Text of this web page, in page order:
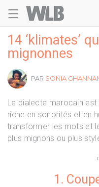
☰
14 ‘klimates’
mignonnes
PAR SONIA
Le dialecte marocain est
riche en sonorités et en
transformer les mots et
plus mignons ou plus
1.